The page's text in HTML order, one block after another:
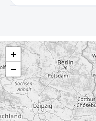
+
−